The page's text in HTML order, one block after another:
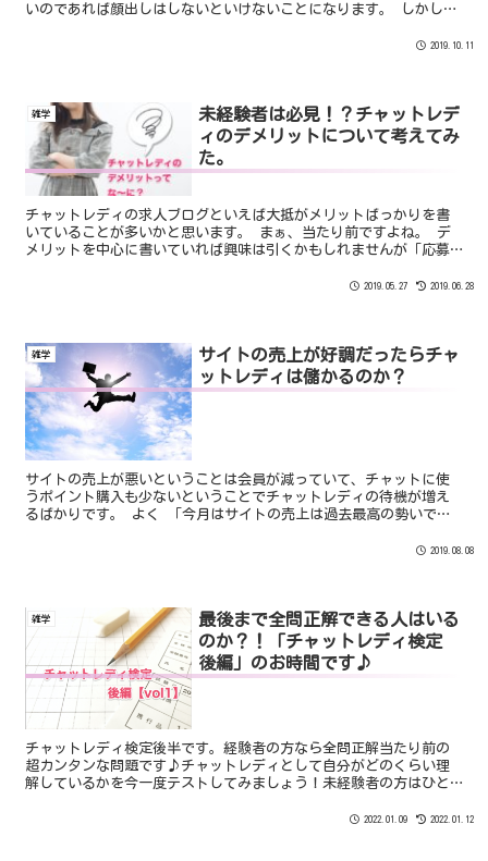
いのであれば顔出しはしないといけないことになります。 しかし。
2019.10.11
雑学
未経験者は必見！？チャットレデ
ィのデメリットについて考えてみ
た。
チャットレディの求人ブログといえば大抵がメリットばっかりを書
いていることが多いかと思います。 まぁ、当たり前ですよね。 デ
メリットを中心に書いていれば興味は引くかもしれませんが「応募
2019.05.27 2019.06.28
雑学
サイトの売上が好調だったらチャ
ットレディは儲かるのか？
サイトの売上が悪いということは会員が減っていて、チャットに使
うポイント購入も少ないということでチャットレディの待機が増え
るばかりです。 よく 「今月はサイトの売上は過去最高の勢いで
2019.08.08
雑学
最後まで全問正解できる人はいる
のか？！「チャットレディ検定
後編」のお時間です♪
チャットレディ検定後半です。経験者の方なら全問正解当たり前の
超カンタンな問題です♪チャットレディとして自分がどのくらい理
解しているかを今一度テストしてみましょう！未経験者の方はひと
2022.01.09 2022.01.12